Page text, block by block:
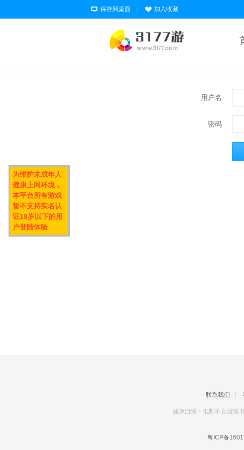
保存到桌面 加入收藏
用户名
密码
联系我们
健康游戏：抵制不良游戏
粤ICP备
为维护未成年人
健康上网环境，
本平台所有游戏
暂不支持实名认
证18岁以下的用
户登陆体验